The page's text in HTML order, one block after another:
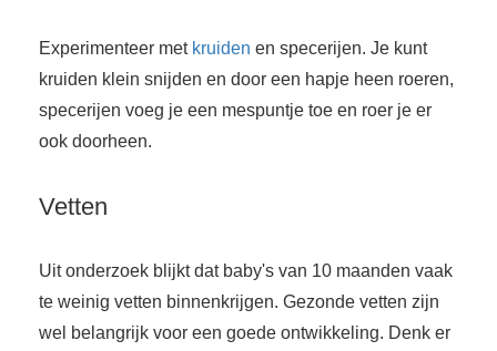
Experimenteer met kruiden en specerijen. Je kunt
kruiden klein snijden en door een hapje heen roeren,
specerijen voeg je een mespuntje toe en roer je er
ook doorheen.
Vetten
Uit onderzoek blijkt dat baby's van 10 maanden vaak
te weinig vetten binnenkrijgen. Gezonde vetten zijn
wel belangrijk voor een goede ontwikkeling. Denk er